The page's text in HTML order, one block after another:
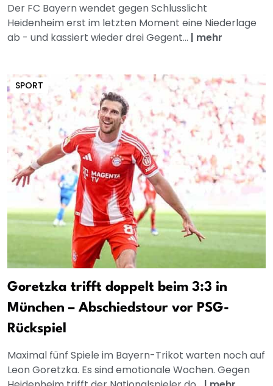
Der FC Bayern wendet gegen Schlusslicht
Heidenheim erst im letzten Moment eine Niederlage
ab - und kassiert wieder drei Gegent... | mehr
SPORT
Goretzka trifft doppelt beim 3:3 in
München – Abschiedstour vor PSG-
Rückspiel
Maximal fünf Spiele im Bayern-Trikot warten noch auf
Leon Goretzka. Es sind emotionale Wochen. Gegen